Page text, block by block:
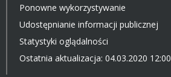
Ponowne wykorzystywanie
Udostępnianie informacji publicznej
Statystyki oglądalności
Ostatnia aktualizacja: 04.03.2020 12:00